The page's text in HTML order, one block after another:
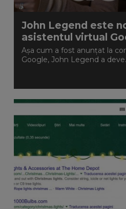
John Legend este
asistentul virtual
Așa cum a fost anunțat la
Google, John Legend a